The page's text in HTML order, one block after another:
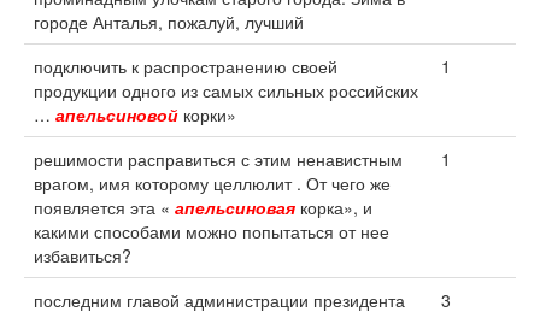
городе Анталья, пожалуй, лучший
подключить к распространению своей
продукции одного из самых сильных российских
… апельсиновой корки»
1
решимости расправиться с этим ненавистным
врагом, имя которому целлюлит . От чего же
появляется эта « апельсиновая корка», и
какими способами можно попытаться от нее
избавиться?
1
последним главой администрации президента
3